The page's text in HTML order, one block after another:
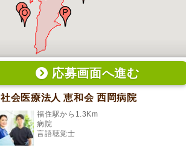
応募画面へ進む
社会医療法人 恵和会 西岡病院
福住駅から1.3Km
病院
言語聴覚士